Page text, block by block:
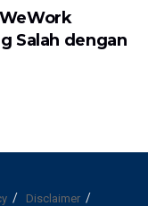
Salah dengan
Disclaimer